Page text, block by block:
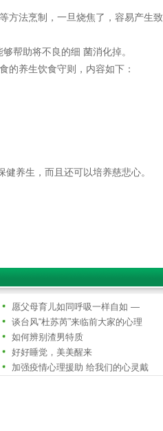
法烹制，一旦烧焦了，容易产生致
帮助将不良的细 菌消化掉。
养生饮食守则，内容如下：
养生，而且还可以培养慈悲心。
愿父母育儿如同呼吸一样自如 —
谈台风“杜苏芮”来临前大家的心理
如何辨别渣男特质
好好睡觉，美美醒来
加强疫情心理援助 给我们的心灵戴